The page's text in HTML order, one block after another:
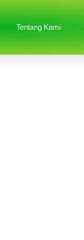
Tentang Kami